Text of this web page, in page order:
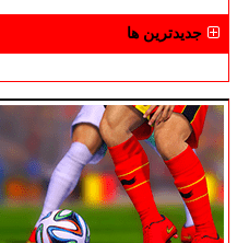
جدیدترین ها